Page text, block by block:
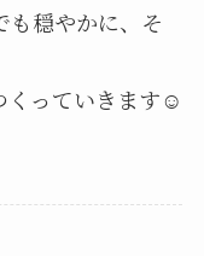
も穏やかに、そ
くっていきます☺️